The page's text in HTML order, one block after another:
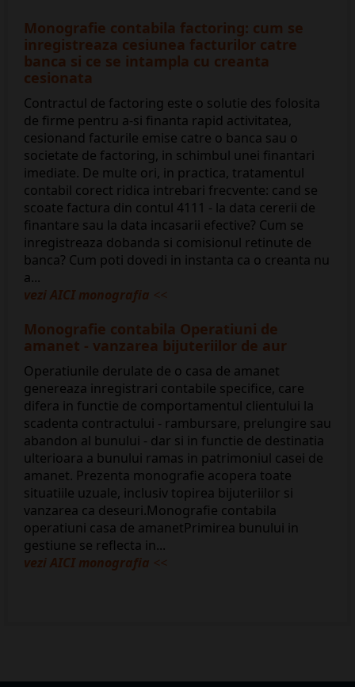
Monografie contabila factoring: cum se
inregistreaza cesiunea facturilor catre
banca si ce se intampla cu creanta
cesionata
Contractul de factoring este o solutie des folosita
de firme pentru a-si finanta rapid activitatea,
cesionand facturile emise catre o banca sau o
societate de factoring, in schimbul unei finantari
imediate. De multe ori, in practica, tratamentul
contabil corect ridica intrebari frecvente: cand se
scoate factura din contul 4111 - la data cererii de
finantare sau la data incasarii efective? Cum se
inregistreaza dobanda si comisionul retinute de
banca? Cum poti dovedi in instanta ca o creanta nu
a...
vezi AICI monografia <<
Monografie contabila Operatiuni de
amanet - vanzarea bijuteriilor de aur
Operatiunile derulate de o casa de amanet
genereaza inregistrari contabile specifice, care
difera in functie de comportamentul clientului la
scadenta contractului - rambursare, prelungire sau
abandon al bunului - dar si in functie de destinatia
ulterioara a bunului ramas in patrimoniul casei de
amanet. Prezenta monografie acopera toate
situatiile uzuale, inclusiv topirea bijuteriilor si
vanzarea ca deseuri.Monografie contabila
operatiuni casa de amanetPrimirea bunului in
gestiune se reflecta in...
vezi AICI monografia <<